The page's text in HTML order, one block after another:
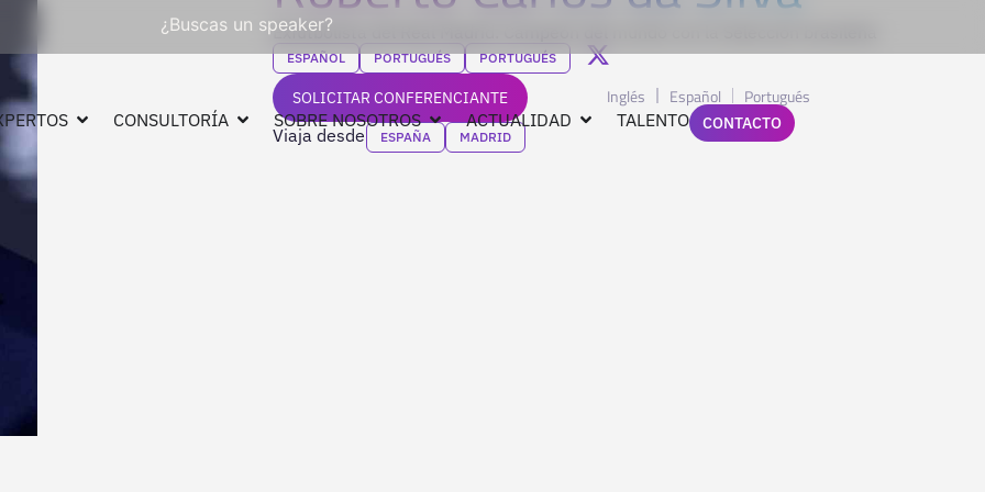
¿Buscas un speaker?
CONSULTORÍA SOBRE NOSOTROS ACTUALIDAD TALENTO
Inglés Español Portugués
CONTACTO
Exfutbolista del Real Madrid. Campeón del mundo con la Selección brasileña
ESPAÑOL PORTUGUÉS PORTUGUÉS
SOLICITAR CONFERENCIANTE
Viaja desde ESPAÑA MADRID